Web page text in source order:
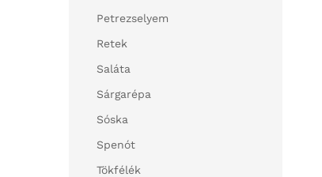
Petrezselyem
Retek
Saláta
Sárgarépa
Sóska
Spenót
Tökfélék